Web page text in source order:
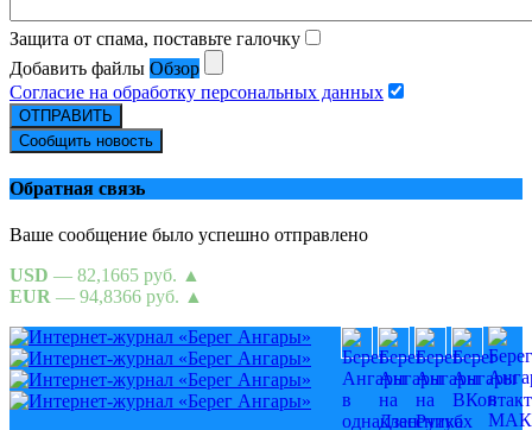
Защита от спама, поставьте галочку
Добавить файлы Обзор
Согласие на обработку персональных данных
ОТПРАВИТЬ
Сообщить новость
Обратная связь
Ваше сообщение было успешно отправлено
USD — 82,1665 руб. ▲
EUR — 94,8366 руб. ▲